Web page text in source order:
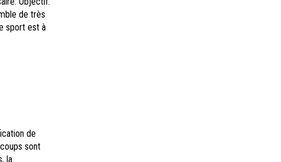
de très
sport est à
de
sont
la